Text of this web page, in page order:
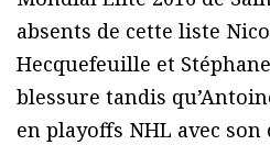
absents de cette liste
Hecquefeuille et
blessure tandis
en playoffs NHL avec son